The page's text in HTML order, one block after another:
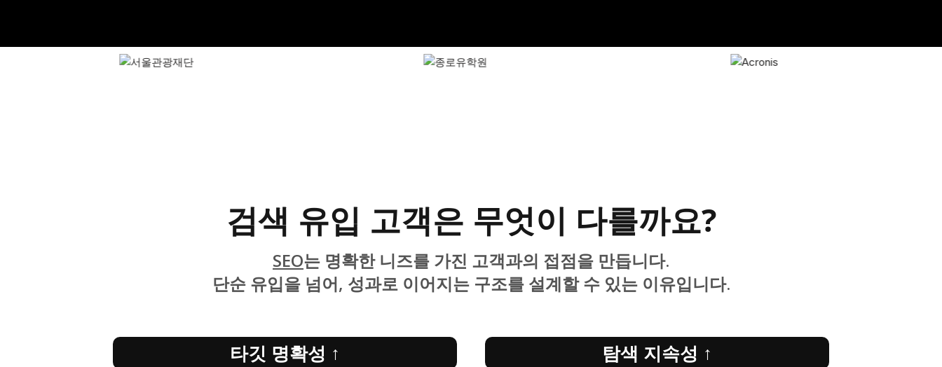
검색 유입 고객은 무엇이 다를까요?
SEO는 명확한 니즈를 가진 고객과의 접점을 만듭니다.
단순 유입을 넘어, 성과로 이어지는 구조를 설계할 수 있는 이유입니다.
타깃 명확성 ↑ 탐색 지속성 ↑